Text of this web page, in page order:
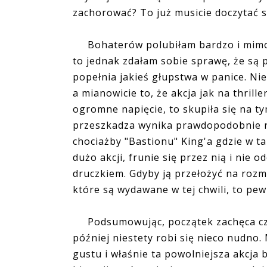
zachorować? To już musicie doczytać
Bohaterów polubiłam bardzo i
to jednak zdałam sobie sprawę, że są
popełnia jakieś głupstwa w panice.
a mianowicie to, że akcja jak na
ogromne napięcie, to skupiła się na
przeszkadza wynika
chociażby "Bastionu" King'a gdzie w
dużo akcji, frunie się przez nią i nie
druczkiem. Gdyby ją przełożyć na
które są wydawane w tej chwili, to
Podsumowując, początek zachęca
później niestety robi się nieco nudno.
gustu i właśnie ta powolniejsza akcja